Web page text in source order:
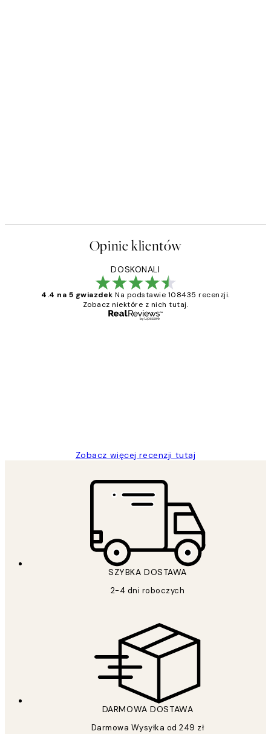
Opinie klientów
DOSKONALI
4.4 na 5 gwiazdek Na podstawie 108435 recenzji.
Zobacz niektóre z nich tutaj.
Zobacz więcej recenzji tutaj
SZYBKA DOSTAWA
2-4 dni roboczych
DARMOWA DOSTAWA
Darmowa Wysyłka od 249 zł